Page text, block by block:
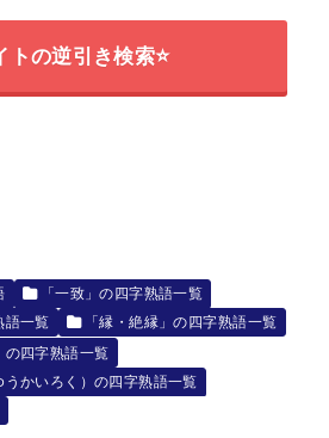
トの逆引き検索⭐
「一致」の四字熟語一覧
語一覧
「縁・絶縁」の四字熟語一覧
の四字熟語一覧
かいろく）の四字熟語一覧